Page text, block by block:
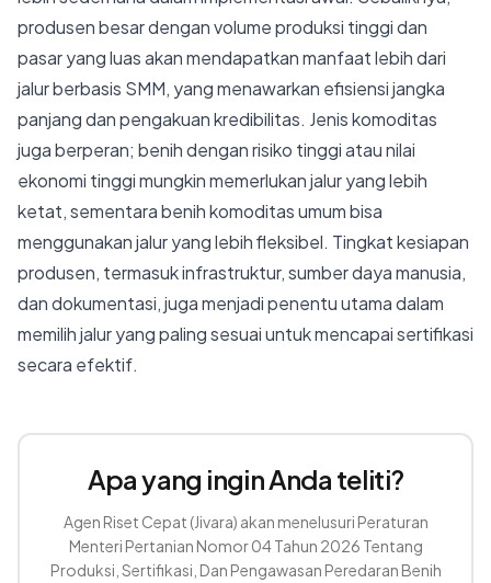
produsen besar dengan volume produksi tinggi dan
pasar yang luas akan mendapatkan manfaat lebih dari
jalur berbasis SMM, yang menawarkan efisiensi jangka
panjang dan pengakuan kredibilitas. Jenis komoditas
juga berperan; benih dengan risiko tinggi atau nilai
ekonomi tinggi mungkin memerlukan jalur yang lebih
ketat, sementara benih komoditas umum bisa
menggunakan jalur yang lebih fleksibel. Tingkat kesiapan
produsen, termasuk infrastruktur, sumber daya manusia,
dan dokumentasi, juga menjadi penentu utama dalam
memilih jalur yang paling sesuai untuk mencapai sertifikasi
secara efektif.
Apa yang ingin Anda teliti?
Agen Riset Cepat (Jivara) akan menelusuri Peraturan
Menteri Pertanian Nomor 04 Tahun 2026 Tentang
Produksi, Sertifikasi, Dan Pengawasan Peredaran Benih